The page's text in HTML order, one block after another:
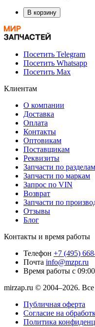
В корзину
Посетить Telegram
Посетить Whatsapp
Посетить Max
Клиентам
О компании
Доставка
Оплата
Контакты
Оптовикам
Поставщикам
Реквизиты
Запчасти по разделам
Запчасти по маркам
Запрос по VIN
Возврат
Запчасти по
Отзывы
Блог
Контакты и время работы
Телефон +7 (495)
Почта info@mzpr.ru
Время работы с
mirzap.ru © 2004–2026.
Публичная оферта
Согласие на
Политика